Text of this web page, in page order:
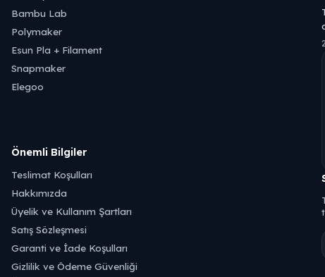
Bambu Lab
Polymaker
Esun Pla + Filament
Snapmaker
Elegoo
Önemli Bilgiler
Teslimat Koşulları
Hakkımızda
Üyelik ve Kullanım Şartları
Satış Sözleşmesi
Garanti ve İade Koşulları
Gizlilik ve Ödeme Güvenliği